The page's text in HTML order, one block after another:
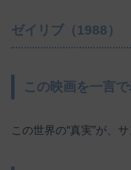
ゼイリブ（1988）
この映画を一言で
この世界の“真実”が、